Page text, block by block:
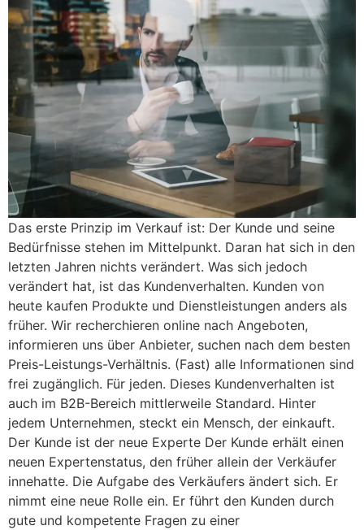
Das erste Prinzip im Verkauf ist: Der Kunde und seine
Bedürfnisse stehen im Mittelpunkt. Daran hat sich in den
letzten Jahren nichts verändert. Was sich jedoch
verändert hat, ist das Kundenverhalten. Kunden von
heute kaufen Produkte und Dienstleistungen anders als
früher. Wir recherchieren online nach Angeboten,
informieren uns über Anbieter, suchen nach dem besten
Preis-Leistungs-Verhältnis. (Fast) alle Informationen sind
frei zugänglich. Für jeden. Dieses Kundenverhalten ist
auch im B2B-Bereich mittlerweile Standard. Hinter
jedem Unternehmen, steckt ein Mensch, der einkauft.
Der Kunde ist der neue Experte Der Kunde erhält einen
neuen Expertenstatus, den früher allein der Verkäufer
innehatte. Die Aufgabe des Verkäufers ändert sich. Er
nimmt eine neue Rolle ein. Er führt den Kunden durch
gute und kompetente Fragen zu einer